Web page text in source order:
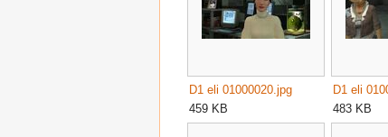
D1 eli 01000020.jpg
459 KB
D1 eli
483 KB